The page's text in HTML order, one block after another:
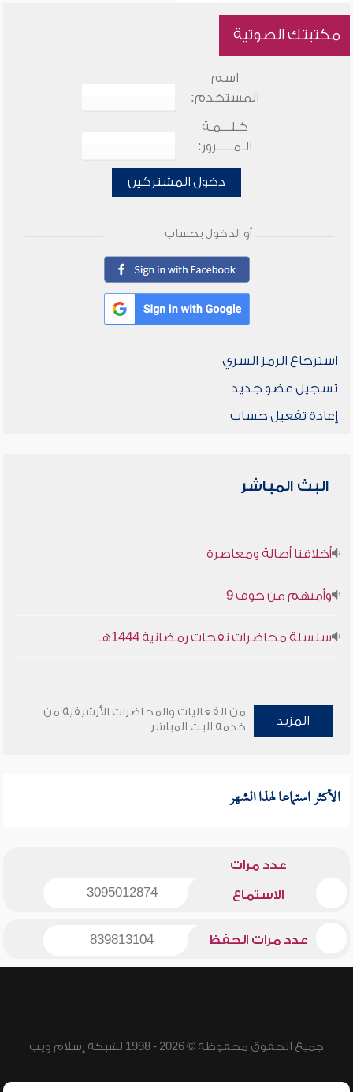
مكتبتك الصوتية
اسم
المستخدم:
كـلـــمـة
الـمـــــرور:
دخول المشتركين
أو الدخول بحساب
استرجاع الرمز السري
تسجيل عضو جديد
إعادة تفعيل حساب
البث المباشر
أخلاقنا أصالة ومعاصرة
وأمنهم من خوف 9
سلسلة محاضرات نفحات رمضانية 1444هـ
المزيد
من الفعاليات والمحاضرات الأرشيفية من
خدمة البث المباشر
الأكثر استماعا لهذا الشهر
عدد مرات
الاستماع 3095012874
عدد مرات الحفظ 839813104
جميع الحقوق محفوظة © 2026 - 1998 لشبكة إسلام ويب